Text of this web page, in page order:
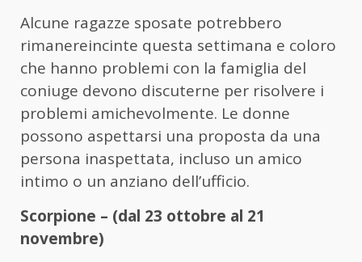
Alcune ragazze sposate potrebbero
rimanereincinte questa settimana e coloro
che hanno problemi con la famiglia del
coniuge devono discuterne per risolvere i
problemi amichevolmente. Le donne
possono aspettarsi una proposta da una
persona inaspettata, incluso un amico
intimo o un anziano dell’ufficio.
Scorpione – (dal 23 ottobre al 21
novembre)